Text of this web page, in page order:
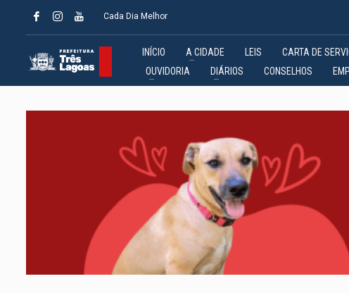
Cada Dia Melhor
INÍCIO A CIDADE LEIS CARTA DE
OUVIDORIA
DIÁRIOS CONSELHOS